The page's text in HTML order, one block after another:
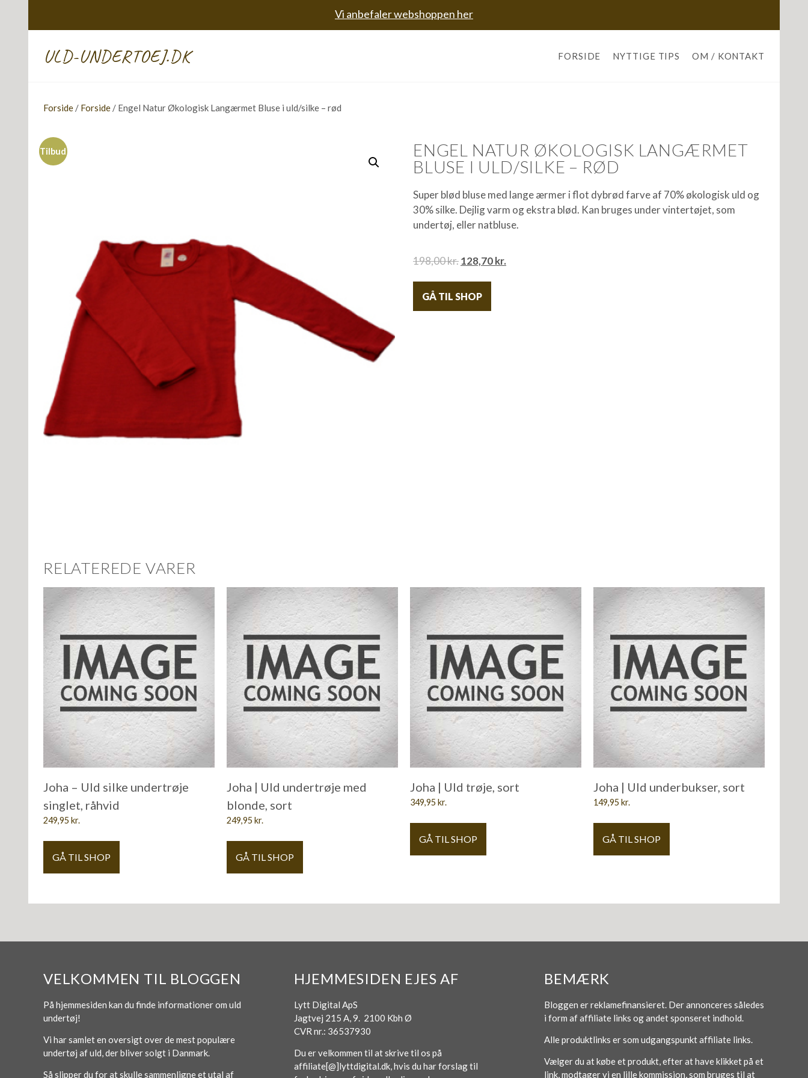
Vi anbefaler webshoppen her
ULD-UNDERTOEJ.DK FORSIDE NYTTIGE TIPS OM / KONTAKT
Forside / Forside / Engel Natur Økologisk Langærmet Bluse i uld/silke – rød
Tilbud
ENGEL NATUR ØKOLOGISK LANGÆRMET
BLUSE I ULD/SILKE – RØD
Super blød bluse med lange ærmer i flot dybrød farve af 70% økologisk uld og
30% silke. Dejlig varm og ekstra blød. Kan bruges under vintertøjet, som
undertøj, eller natbluse.
198,00kr.128,70kr.
GÅ TIL SHOP
RELATEREDE VARER
Joha – Uld silke undertrøje
singlet, råhvid
249,95 kr.
GÅ TIL SHOP
Joha | Uld undertrøje med
blonde, sort
249,95 kr.
GÅ TIL SHOP
Joha | Uld trøje, sort
349,95 kr.
GÅ TIL SHOP
Joha | Uld underbukser, sort
149,95 kr.
GÅ TIL SHOP
VELKOMMEN TIL BLOGGEN
På hjemmesiden kan du finde informationer om uld
undertøj!
Vi har samlet en oversigt over de mest populære
undertøj af uld, der bliver solgt i Danmark.
Så slipper du for at skulle sammenligne et utal af
HJEMMESIDEN EJES AF
Lytt Digital ApS
Jagtvej 215 A, 9. 2100 Kbh Ø
CVR nr.: 36537930
Du er velkommen til at skrive til os på
affiliate[@]lyttdigital.dk, hvis du har forslag til
BEMÆRK
Bloggen er reklamefinansieret. Der annonceres således
i form af affiliate links og andet sponseret indhold.
Alle produktlinks er som udgangspunkt affiliate links.
Vælger du at købe et produkt, efter at have klikket på et
link, modtager vi en lille kommission, som bruges til at